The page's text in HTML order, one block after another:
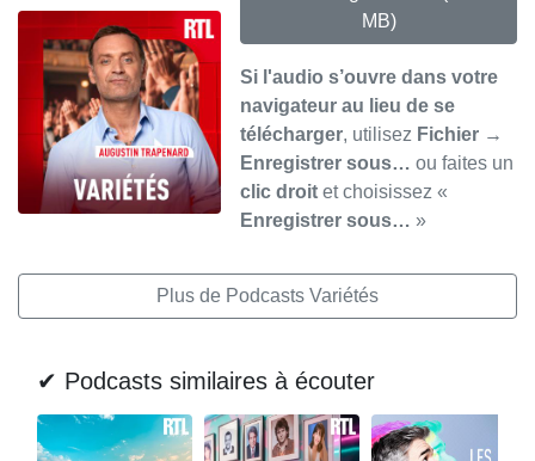
MB)
Si l'audio s’ouvre dans votre
navigateur au lieu de se
télécharger, utilisez Fichier →
Enregistrer sous… ou faites un
clic droit et choisissez «
Enregistrer sous… »
Plus de Podcasts Variétés
✔ Podcasts similaires à écouter